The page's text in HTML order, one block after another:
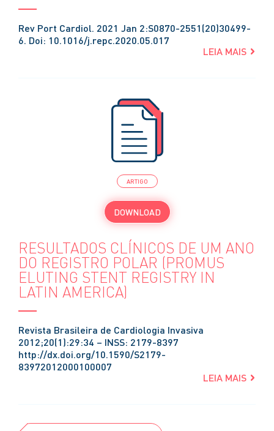
Rev Port Cardiol. 2021 Jan 2:S0870-2551(20)30499-
6. Doi: 10.1016/j.repc.2020.05.017
LEIA MAIS
ARTIGO
DOWNLOAD
RESULTADOS CLÍNICOS DE UM ANO
DO REGISTRO POLAR (PROMUS
ELUTING STENT REGISTRY IN
LATIN AMERICA)
Revista Brasileira de Cardiologia Invasiva
2012;20(1):29:34 – INSS: 2179-8397
http://dx.doi.org/10.1590/S2179-
83972012000100007
LEIA MAIS